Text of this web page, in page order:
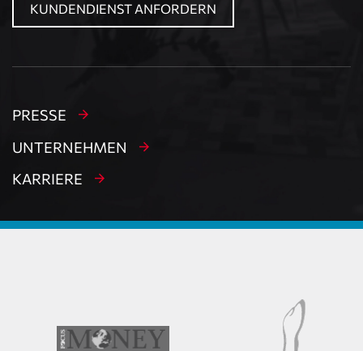
KUNDENDIENST ANFORDERN
PRESSE
UNTERNEHMEN
KARRIERE